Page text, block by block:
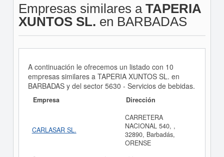
Empresas similares a TAPERIA
XUNTOS SL. en BARBADAS
A continuación le ofrecemos un listado con 10
empresas similares a TAPERIA XUNTOS SL. en
BARBADAS y del sector 5630 - Servicios de bebidas.
Empresa Dirección
CARLASAR SL.
CARRETERA
NACIONAL 540, ,
32890, Barbadás,
ORENSE